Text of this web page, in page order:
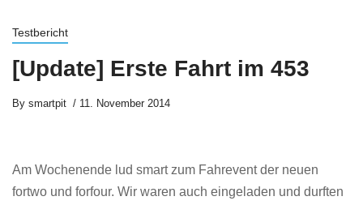
Testbericht
[Update] Erste Fahrt im 453
By smartpit 11. November 2014
Am Wochenende lud smart zum Fahrevent der neuen
fortwo und forfour. Wir waren auch eingeladen und durften